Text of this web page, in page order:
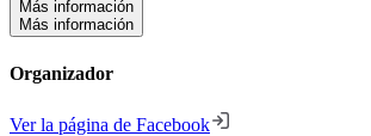
Más información
Más información
Organizador
Ver la página de Facebook